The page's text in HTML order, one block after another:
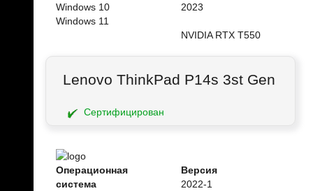
Windows 10
Windows 11
2023
NVIDIA RTX T550
Lenovo ThinkPad P14s 3st Gen
Сертифицирован
Операционная
система
Версия
2022-1